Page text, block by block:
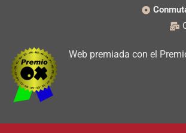
Web premiada con el